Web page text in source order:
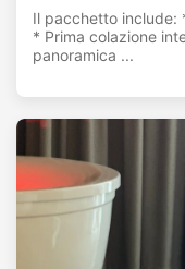
Il pacchetto include:
* Prima colazione
panoramica ...